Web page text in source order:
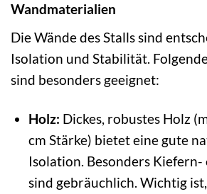
Wandmaterialien
Die Wände des Stalls sind
Isolation und Stabilität.
sind besonders geeignet:
Holz: Dickes, robustes Holz
cm Stärke) bietet eine gute
Isolation. Besonders
sind gebräuchlich. Wichtig